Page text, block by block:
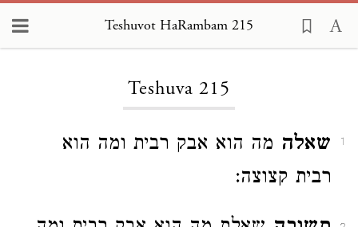
Teshuvot HaRambam 215
Teshuva 215
1 שאלה מה הוא אבק רבית ומה הוא
רבית קצוצה: